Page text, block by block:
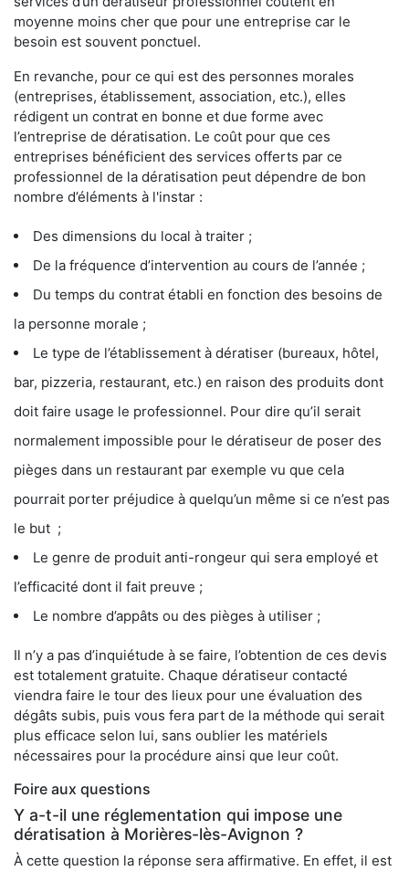
moyenne moins cher que pour une entreprise car le
besoin est souvent ponctuel.
En revanche, pour ce qui est des personnes morales
(entreprises, établissement, association, etc.), elles
rédigent un contrat en bonne et due forme avec
l’entreprise de dératisation. Le coût pour que ces
entreprises bénéficient des services offerts par ce
professionnel de la dératisation peut dépendre de bon
nombre d’éléments à l'instar :
Des dimensions du local à traiter ;
De la fréquence d’intervention au cours de l’année ;
Du temps du contrat établi en fonction des besoins de
la personne morale ;
Le type de l’établissement à dératiser (bureaux, hôtel,
bar, pizzeria, restaurant, etc.) en raison des produits dont
doit faire usage le professionnel. Pour dire qu’il serait
normalement impossible pour le dératiseur de poser des
pièges dans un restaurant par exemple vu que cela
pourrait porter préjudice à quelqu’un même si ce n’est pas
le but ;
Le genre de produit anti-rongeur qui sera employé et
l’efficacité dont il fait preuve ;
Le nombre d’appâts ou des pièges à utiliser ;
Il n’y a pas d’inquiétude à se faire, l’obtention de ces devis
est totalement gratuite. Chaque dératiseur contacté
viendra faire le tour des lieux pour une évaluation des
dégâts subis, puis vous fera part de la méthode qui serait
plus efficace selon lui, sans oublier les matériels
nécessaires pour la procédure ainsi que leur coût.
Foire aux questions
Y a-t-il une réglementation qui impose une
dératisation à Morières-lès-Avignon ?
À cette question la réponse sera affirmative. En effet, il est